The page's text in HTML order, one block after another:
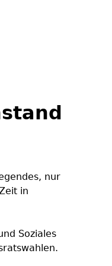
nur
in
Soziales